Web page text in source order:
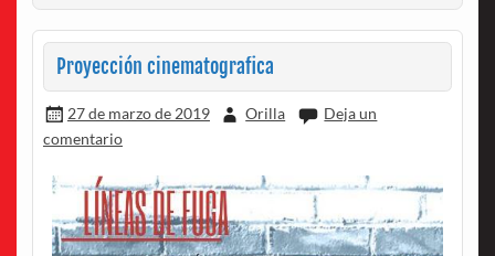
Proyección cinematografica
27 de marzo de 2019 Orilla
Deja un
comentario